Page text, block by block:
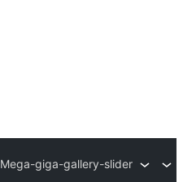
Mega-giga-gallery-slider